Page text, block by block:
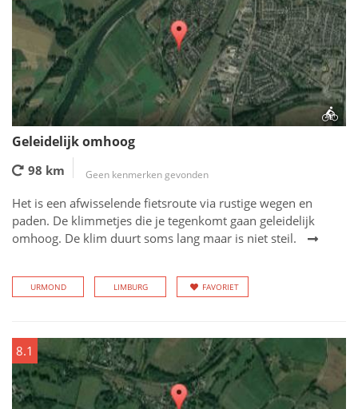
Geleidelijk omhoog
98 km Geen kenmerken gevonden
Het is een afwisselende fietsroute via rustige wegen en
paden. De klimmetjes die je tegenkomt gaan geleidelijk
omhoog. De klim duurt soms lang maar is niet steil.
URMOND LIMBURG FAVORIET
8.1